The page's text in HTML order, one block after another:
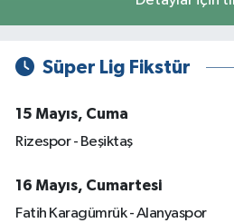
Süper Lig Fikstür
15 Mayıs, Cuma
Rizespor - Beşiktaş
16 Mayıs, Cumartesi
Fatih Karagümrük - Alanyaspor